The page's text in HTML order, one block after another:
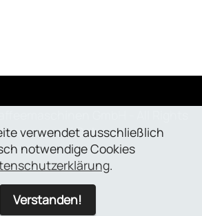
Impressum|Datenschutz
verwendet ausschließlich
notwendige Cookies
.
Verstanden!